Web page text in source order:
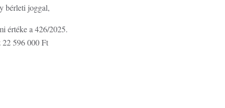
bérleti joggal,
értéke a 426/2025.
22 596 000 Ft